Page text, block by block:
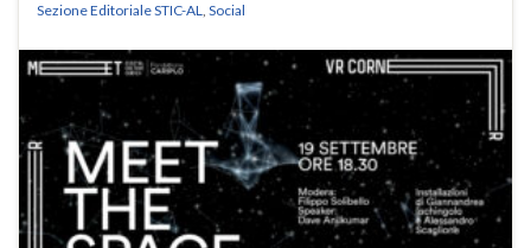
Sezione Editoriale STIC-AL, Social